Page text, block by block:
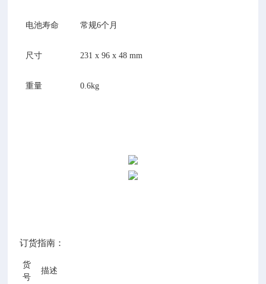
电池寿命 常规6个月
尺寸 231 x 96 x 48 mm
重量 0.6kg
订货指南：
货
号
描述